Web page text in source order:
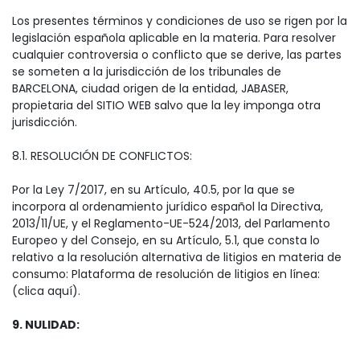
Los presentes términos y condiciones de uso se rigen por la
legislación española aplicable en la materia. Para resolver
cualquier controversia o conflicto que se derive, las partes
se someten a la jurisdicción de los tribunales de
BARCELONA, ciudad origen de la entidad, JABASER,
propietaria del SITIO WEB salvo que la ley imponga otra
jurisdicción.
8.1. RESOLUCIÓN DE CONFLICTOS:
Por la Ley 7/2017, en su Artículo, 40.5, por la que se
incorpora al ordenamiento jurídico español la Directiva,
2013/11/UE, y el Reglamento-UE-524/2013, del Parlamento
Europeo y del Consejo, en su Artículo, 5.1, que consta lo
relativo a la resolución alternativa de litigios en materia de
consumo: Plataforma de resolución de litigios en línea:
(clica aquí).
9. NULIDAD: